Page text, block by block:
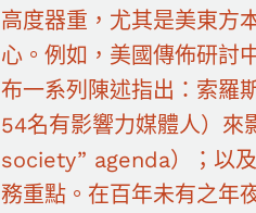
高度器重，尤其是美東方
心。例如，美國傳佈研討
布一系列陳述指出：索羅
54名有影響力媒體人）
society” agenda）；以
務重點。在百年未有之年